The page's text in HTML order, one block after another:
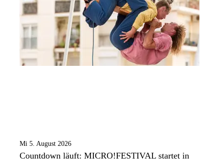
Mi 5. August 2026
Countdown läuft: MICRO!FESTIVAL startet in